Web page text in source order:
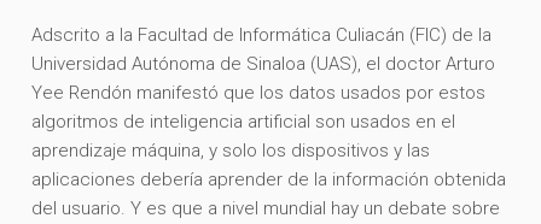
Adscrito a la Facultad de Informática Culiacán (FIC) de la
Universidad Autónoma de Sinaloa (UAS), el doctor Arturo
Yee Rendón manifestó que los datos usados por estos
algoritmos de inteligencia artificial son usados en el
aprendizaje máquina, y solo los dispositivos y las
aplicaciones debería aprender de la información obtenida
del usuario. Y es que a nivel mundial hay un debate sobre